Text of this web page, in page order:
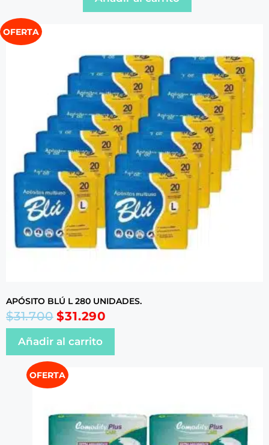
OFERTA
APÓSITO BLÚ L 280 UNIDADES.
$31.700 $31.290
Añadir al carrito
OFERTA